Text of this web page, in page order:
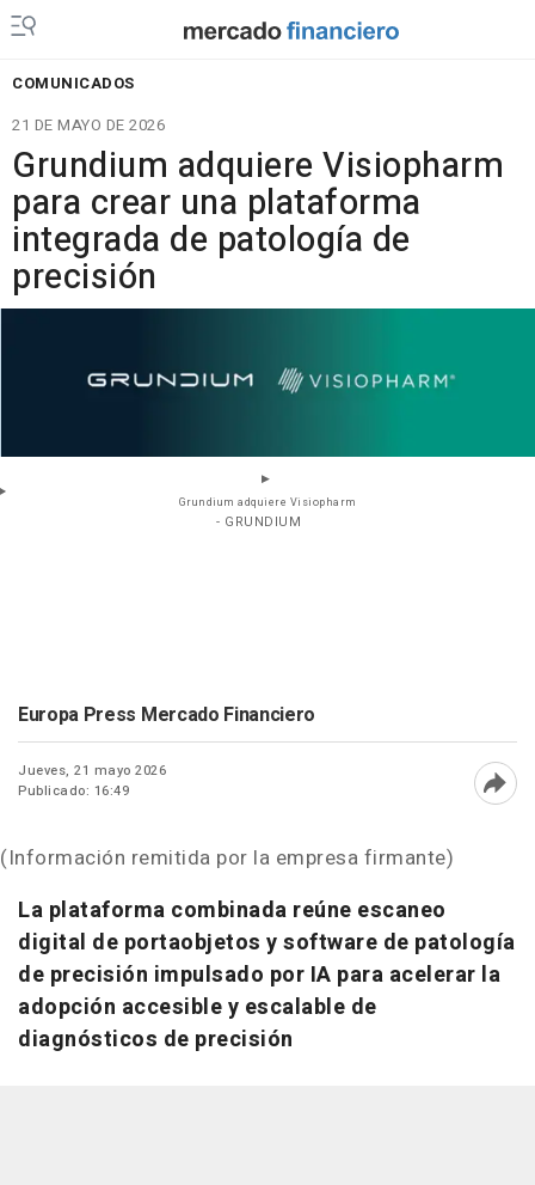
COMUNICADOS
21 DE MAYO DE 2026
Grundium adquiere Visiopharm
para crear una plataforma
integrada de patología de
precisión
Grundium adquiere Visiopharm
- GRUNDIUM
Europa Press Mercado Financiero
Jueves, 21 mayo 2026
Publicado: 16:49
(Información remitida por la empresa firmante)
La plataforma combinada reúne escaneo
digital de portaobjetos y software de patología
de precisión impulsado por IA para acelerar la
adopción accesible y escalable de
diagnósticos de precisión